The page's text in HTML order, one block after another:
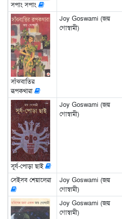
সপাং সপাং
সাঁঝবাতির
রূপকথারা
Joy Goswami (জয়
গোস্বামী)
সূর্য-পোড়া ছাই
Joy Goswami (জয়
গোস্বামী)
সেইসব শেয়ালেরা
Joy Goswami (জয়
গোস্বামী)
Joy Goswami (জয়
গোস্বামী)